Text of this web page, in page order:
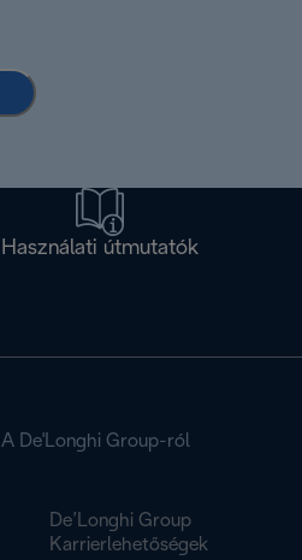
Használati útmutatók
A De'Longhi Group-ról
De’Longhi Group
Karrierlehetőségek